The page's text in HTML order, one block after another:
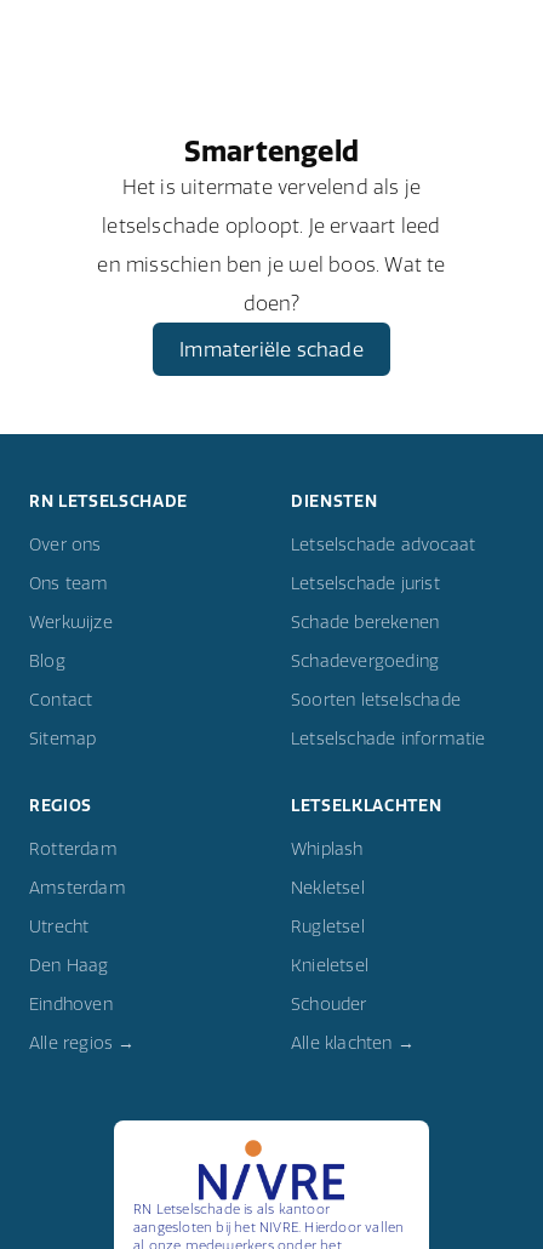
Smartengeld
Het is uitermate vervelend als je
letselschade oploopt. Je ervaart leed
en misschien ben je wel boos. Wat te
doen?
Immateriële schade
RN LETSELSCHADE
Over ons
Ons team
Werkwijze
Blog
Contact
Sitemap
DIENSTEN
Letselschade advocaat
Letselschade jurist
Schade berekenen
Schadevergoeding
Soorten letselschade
Letselschade informatie
REGIOS
Rotterdam
Amsterdam
Utrecht
Den Haag
Eindhoven
Alle regios →
LETSELKLACHTEN
Whiplash
Nekletsel
Rugletsel
Knieletsel
Schouder
Alle klachten →
RN Letselschade is als kantoor
aangesloten bij het NIVRE. Hierdoor vallen
al onze medewerkers onder het